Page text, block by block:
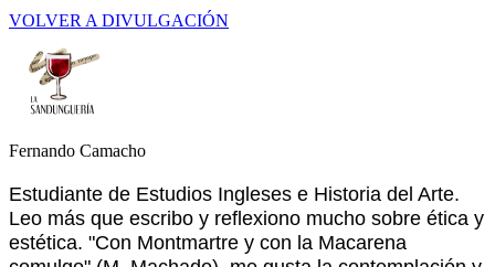
VOLVER A DIVULGACIÓN
Fernando Camacho
Estudiante de Estudios Ingleses e Historia del Arte.
Leo más que escribo y reflexiono mucho sobre ética y
estética. "Con Montmartre y con la Macarena